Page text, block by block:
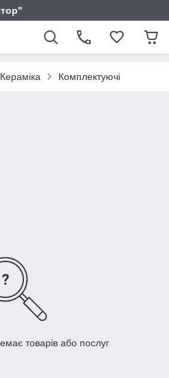
Кераміка Комплектуючі
товарів або послуг